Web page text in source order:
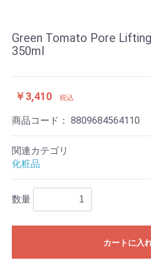
Green Tomato Pore
350ml
￥3,410 税込
商品コード： 8809684564110
関連カテゴリ
化粧品
数量
カートに入